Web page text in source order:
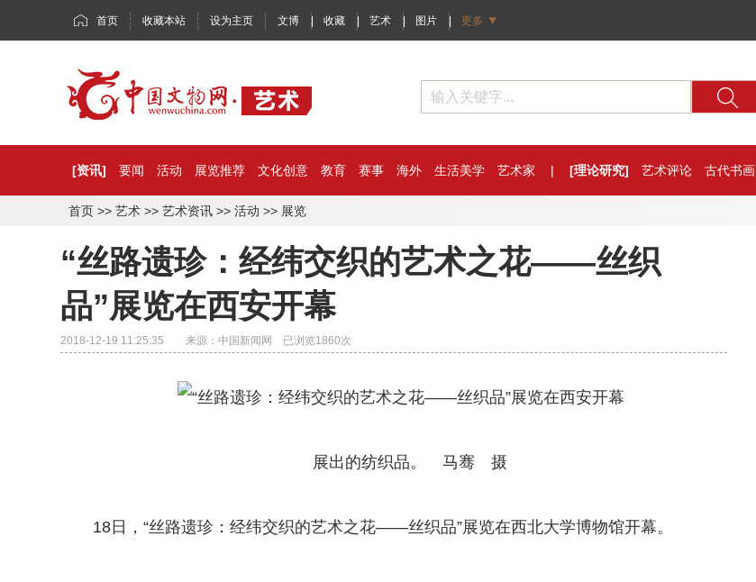
首页 收藏本站 设为主页 文博 | 收藏 | 艺术 | 图片 | 更多
[资讯] 要闻 活动 展览推荐 文化创意 教育 赛事 海外 生活美学 艺术家 | [理论研究] 艺术评论 古代书画
首页 >> 艺术 >> 艺术资讯 >> 活动 >> 展览
“丝路遗珍：经纬交织的艺术之花——丝织
品”展览在西安开幕
2018-12-19 11:25:35 来源：中国新闻网 已浏览1860次
展出的纺织品。 马骞 摄
18日，“丝路遗珍：经纬交织的艺术之花——丝织品”展览在西北大学博物馆开幕。